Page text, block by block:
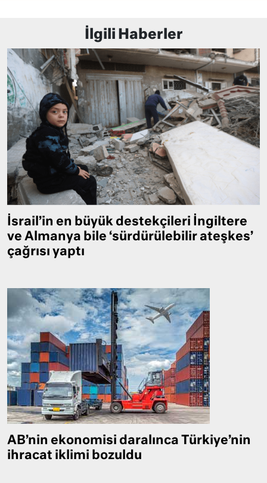
İlgili Haberler
İsrail’in en büyük destekçileri İngiltere
ve Almanya bile ‘sürdürülebilir ateşkes’
çağrısı yaptı
AB’nin ekonomisi daralınca Türkiye’nin
ihracat iklimi bozuldu